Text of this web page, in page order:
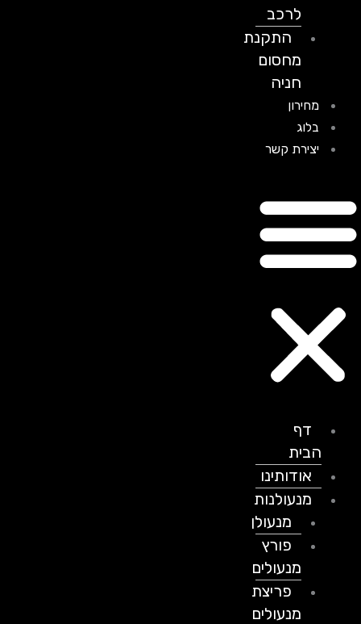
לרכב
התקנת
מחסום
חניה
מחירון
בלוג
יצירת קשר
דף
הבית
אודותינו
מנעולנות
מנעולן
פורץ
מנעולים
פריצת
מנעולים